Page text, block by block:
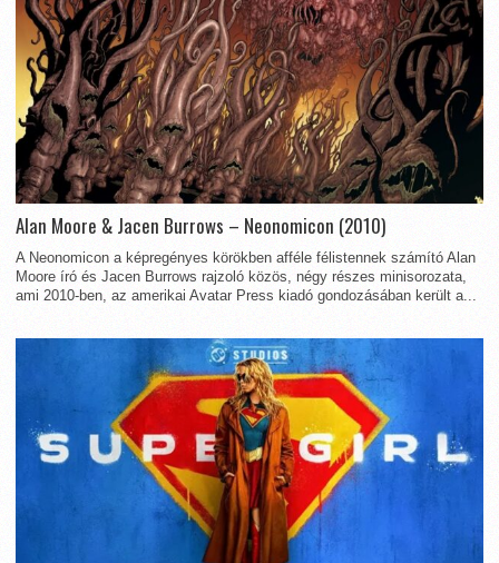
Alan Moore & Jacen Burrows – Neonomicon (2010)
A Neonomicon a képregényes körökben afféle félistennek számító Alan
Moore író és Jacen Burrows rajzoló közös, négy részes minisorozata,
ami 2010-ben, az amerikai Avatar Press kiadó gondozásában került a...